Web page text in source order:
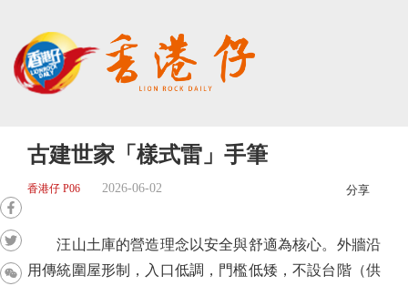
古建世家「樣式雷」手筆
香港仔 P06 2026-06-02 分享
汪山土庫的營造理念以安全與舒適為核心。外牆沿
用傳統圍屋形制，入口低調，門檻低矮，不設台階（供